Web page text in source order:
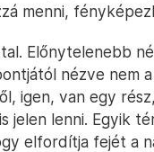
menni,
Előnytelenebb
nézve nem
igen, van egy
jelen lenni. Egyik
elfordítja fejét a